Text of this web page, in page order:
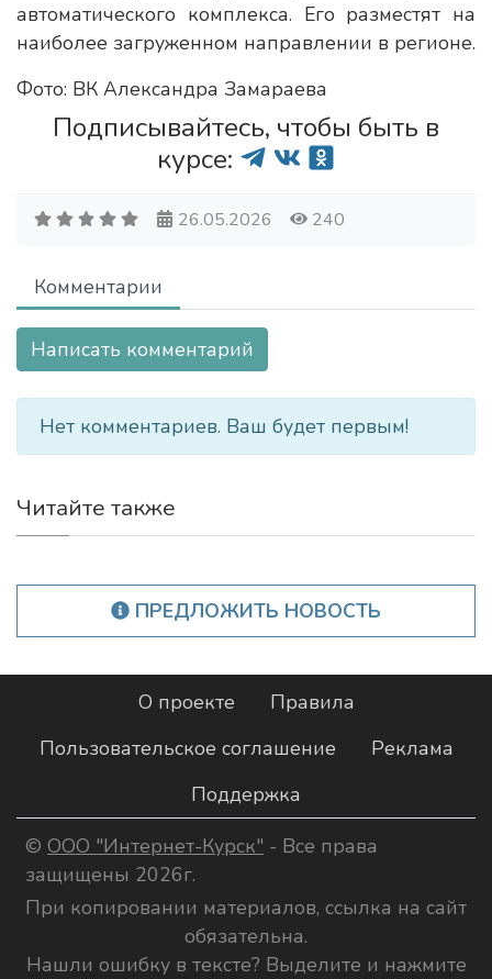
автоматического комплекса. Его разместят на
наиболее загруженном направлении в регионе.
Фото: ВК Александра Замараева
Подписывайтесь, чтобы быть в
курсе:
26.05.2026 240
Комментарии
Написать комментарий
Нет комментариев. Ваш будет первым!
Читайте также
ПРЕДЛОЖИТЬ НОВОСТЬ
О проекте
Правила
Пользовательское соглашение
Реклама
Поддержка
© ООО "Интернет-Курск" - Все права
защищены 2026г.
При копировании материалов, ссылка на сайт
обязательна.
Нашли ошибку в тексте? Выделите и нажмите